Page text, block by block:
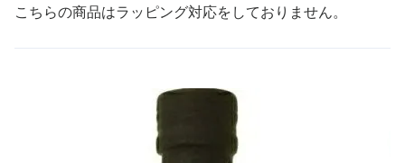
こちらの商品はラッピング対応をしておりません。